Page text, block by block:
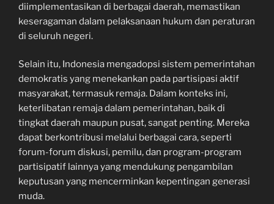
diimplementasikan di berbagai daerah, memastikan
keseragaman dalam pelaksanaan hukum dan peraturan
di seluruh negeri.
Selain itu, Indonesia mengadopsi sistem pemerintahan
demokratis yang menekankan pada partisipasi aktif
masyarakat, termasuk remaja. Dalam konteks ini,
keterlibatan remaja dalam pemerintahan, baik di
tingkat daerah maupun pusat, sangat penting. Mereka
dapat berkontribusi melalui berbagai cara, seperti
forum-forum diskusi, pemilu, dan program-program
partisipatif lainnya yang mendukung pengambilan
keputusan yang mencerminkan kepentingan generasi
muda.